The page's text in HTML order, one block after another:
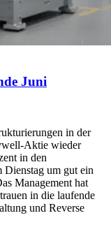
Juni
in der
Aktie wieder
in den
Dienstag um gut ein
Management hat
in die laufende
und Reverse